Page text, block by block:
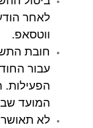
לאחר
ווטסאפ.
חובת
עבור
הפעילות.
המועד
לא תאושר